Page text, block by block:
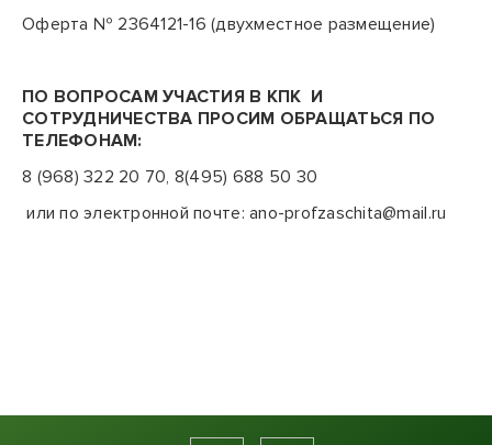
Оферта № 2364121-16 (двухместное размещение)
ПО ВОПРОСАМ УЧАСТИЯ В КПК И
СОТРУДНИЧЕСТВА ПРОСИМ ОБРАЩАТЬСЯ ПО
ТЕЛЕФОНАМ:
8 (968) 322 20 70, 8(495) 688 50 30
или по электронной почте:ano-profzaschita@mail.ru